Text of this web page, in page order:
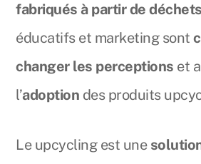
fabriqués à partir de déchets
éducatifs et marketing sont
changer les perceptions et
l’adoption des produits
Le upcycling est une